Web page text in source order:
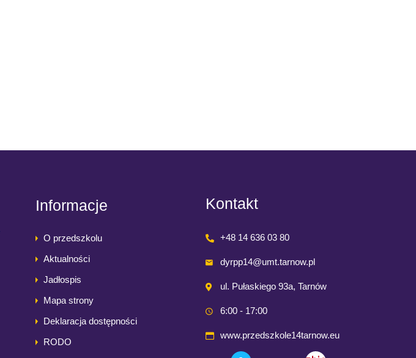
Informacje
O przedszkolu
Aktualności
Jadłospis
Mapa strony
Deklaracja dostępności
RODO
Kontakt
+48 14 636 03 80
dyrpp14@umt.tarnow.pl
ul. Pułaskiego 93a, Tarnów
6:00 - 17:00
www.przedszkole14tarnow.eu